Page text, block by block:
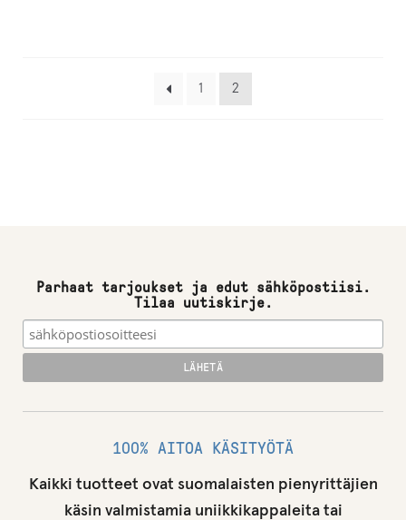
1 2
Parhaat tarjoukset ja edut sähköpostiisi.
Tilaa uutiskirje.
100% AITOA KÄSITYÖTÄ
Kaikki tuotteet ovat suomalaisten pienyrittäjien
käsin valmistamia uniikkikappaleita tai